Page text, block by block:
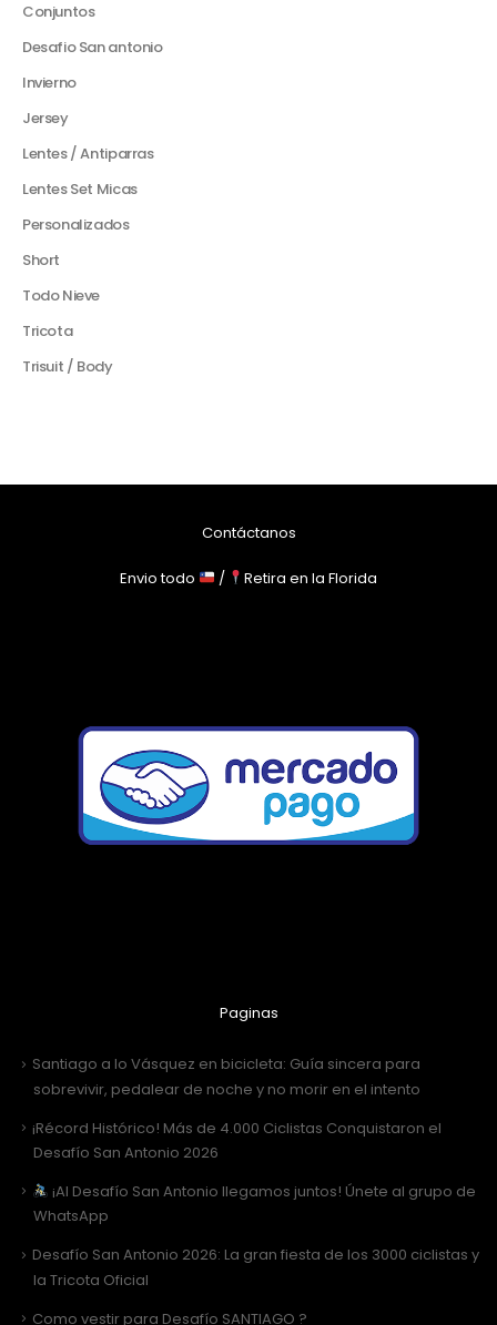
Conjuntos
Desafio San antonio
Invierno
Jersey
Lentes / Antiparras
Lentes Set Micas
Personalizados
Short
Todo Nieve
Tricota
Trisuit / Body
Contáctanos
Envio todo / Retira en la Florida
Paginas
Santiago a lo Vásquez en bicicleta: Guía sincera para
sobrevivir, pedalear de noche y no morir en el intento
¡Récord Histórico! Más de 4.000 Ciclistas Conquistaron el
Desafío San Antonio 2026
¡Al Desafío San Antonio llegamos juntos! Únete al grupo de
WhatsApp
Desafío San Antonio 2026: La gran fiesta de los 3000 ciclistas y
la Tricota Oficial
Como vestir para Desafío SANTIAGO ?